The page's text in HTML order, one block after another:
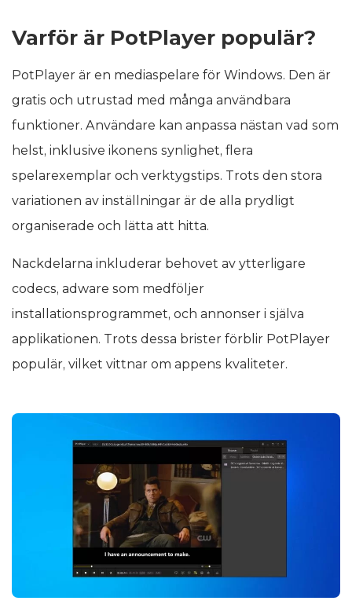
Varför är PotPlayer populär?
PotPlayer är en mediaspelare för Windows. Den är
gratis och utrustad med många användbara
funktioner. Användare kan anpassa nästan vad som
helst, inklusive ikonens synlighet, flera
spelarexemplar och verktygstips. Trots den stora
variationen av inställningar är de alla prydligt
organiserade och lätta att hitta.
Nackdelarna inkluderar behovet av ytterligare
codecs, adware som medföljer
installationsprogrammet, och annonser i själva
applikationen. Trots dessa brister förblir PotPlayer
populär, vilket vittnar om appens kvaliteter.